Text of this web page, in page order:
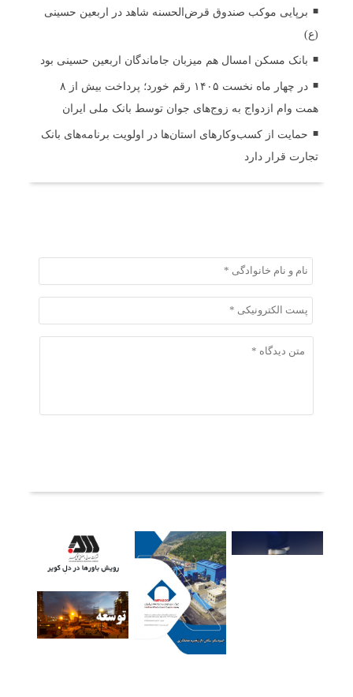
برپایی موکب صندوق قرض‌الحسنه شاهد در اربعین حسینی
(ع)
بانک مسکن امسال هم میزبان جاماندگان اربعین حسینی بود
در چهار ماه نخست ۱۴۰۵ رقم خورد؛ پرداخت بیش از ۸
همت وام ازدواج به زوج‌های جوان توسط بانک ملی ایران
حمایت از کسب‌وکارهای استان‌ها در اولویت برنامه‌های بانک
تجارت قرار دارد